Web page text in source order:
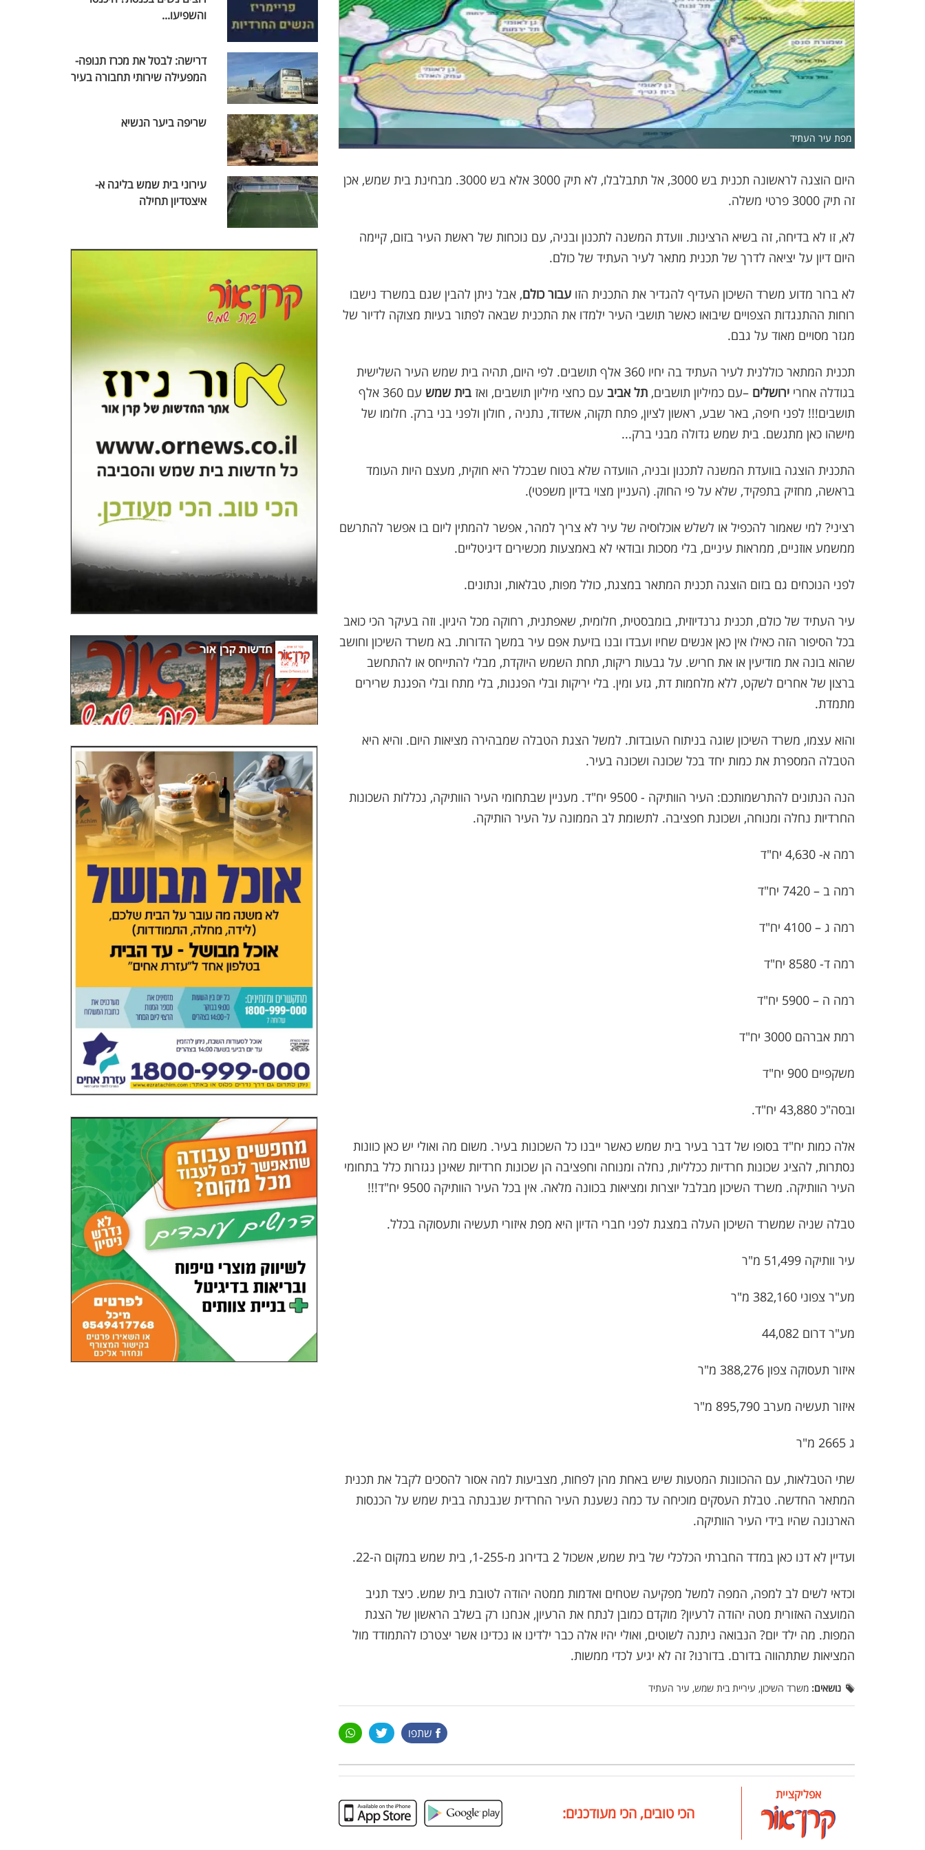
מפת עיר העתיד
היום הוצגה לראשונה תכנית בש 3000, אל תתבלבלו, לא תיק 3000 אלא בש 3000. מבחינת בית שמש, אכן
זה תיק 3000 פרטי משלה.
לא, זו לא בדיחה, זה בשיא הרצינות. וועדת המשנה לתכנון ובניה, עם נוכחות של ראשת העיר בזום, קיימה
היום דיון על יציאה לדרך של תכנית מתאר לעיר העתיד של כולם.
לא ברור מדוע משרד השיכון העדיף להגדיר את התכנית הזו עבור כולם, אבל ניתן להבין שגם במשרד נישבו
רוחות ההתנגדות הצפויים שיבואו כאשר תושבי העיר ילמדו את התכנית שבאה לפתור בעיות מצוקה לדיור של
מגזר מסויים מאוד על גבם.
תכנית המתאר כוללנית לעיר העתיד בה יחיו 360 אלף תושבים. לפי היום, תהיה בית שמש העיר השלישית
בגודלה אחרי ירושלים –עם כמיליון תושבים, תל אביב עם כחצי מיליון תושבים, ואז בית שמש
עם 360 אלף
תושבים!!! לפני חיפה, באר שבע, ראשון לציון, פתח תקוה, אשדוד, נתניה , חולון ולפני בני ברק. חלומו של
מישהו כאן מתגשם. בית שמש גדולה מבני ברק...
התכנית הוצגה בוועדת המשנה לתכנון ובניה, הוועדה שלא בטוח שבכלל היא חוקית, מעצם היות העומד
בראשה, מחזיק בתפקיד, שלא על פי החוק. (העניין מצוי בדיון משפטי).
רציני? למי שאמור להכפיל או לשלש אוכלוסיה של עיר לא צריך למהר, אפשר להמתין ליום בו אפשר להתרשם
ממשמע אוזניים, ממראות עיניים, בלי מסכות ובודאי לא באמצעות מכשירים דיגיטליים.
לפני הנוכחים גם בזום הוצגה תכנית המתאר במצגת, כולל מפות, טבלאות, ונתונים.
עיר העתיד של כולם, תכנית גרנדיוזית, בומבסטית, חלומית, שאפתנית, רחוקה מכל היגיון. וזה בעיקר הכי כואב
בכל הסיפור הזה כאילו אין כאן אנשים שחיו ועבדו ובנו בזיעת אפם עיר במשך הדורות. בא משרד השיכון וחושב
שהוא בונה את מודיעין או את חריש. על גבעות ריקות, תחת השמש היוקדת, מבלי להתייחס או להתחשב
ברצון של אחרים לשקט, ללא מלחמות דת, גזע ומין. בלי יריקות ובלי הפגנות, בלי מתח ובלי הפגנת שרירים
מתמדת.
והוא עצמו, משרד השיכון שוגה בניתוח העובדות. למשל הצגת הטבלה שמבהירה מציאות היום. והיא היא
הטבלה המספרת את כמות יחד בכל שכונה ושכונה בעיר.
הנה הנתונים להתרשמותכם: העיר הוותיקה - 9500 יח"ד. מעניין שבתחומי העיר הוותיקה, נכללות השכונות
החרדיות נחלה ומנוחה, ושכונת חפציבה. לתשומת לב הממונה על העיר הותיקה.
רמה א- 4,630 יח"ד
רמה ב – 7420 יח"ד
רמה ג – 4100 יח"ד
רמה ד- 8580 יח"ד
רמה ה – 5900 יח"ד
רמת אברהם 3000 יח"ד
משקפיים 900 יח"ד
ובסה"כ 43,880 יח"ד.
אלה כמות יח"ד בסופו של דבר בעיר בית שמש כאשר ייבנו כל השכונות בעיר. משום מה ואולי יש כאן כוונות
נסתרות, להציג שכונות חרדיות ככלליות, נחלה ומנוחה וחפציבה הן שכונות חרדיות שאינן נגזרות כלל בתחומי
העיר הוותיקה. משרד השיכון מבלבל יוצרות ומציאות בכוונה מלאה. אין בכל העיר הוותיקה 9500 יח"ד!!!
טבלה שניה שמשרד השיכון העלה במצגת לפני חברי הדיון היא מפת איזורי תעשיה ותעסוקה בכלל.
עיר וותיקה 51,499 מ"ר
מע"ר צפוני 382,160 מ"ר
מע"ר דרום 44,082
איזור תעסוקה צפון 388,276 מ"ר
איזור תעשיה מערב 895,790 מ"ר
ג 2665 מ"ר
שתי הטבלאות, עם ההכוונות המטעות שיש באחת מהן לפחות, מצביעות למה אסור להסכים לקבל את תכנית
המתאר החדשה. טבלת העסקים מוכיחה עד כמה נשענת העיר החרדית שנבנתה בבית שמש על הכנסות
הארנונה שהיו בידי העיר הוותיקה.
ועדיין לא דנו כאן במדד החברתי הכלכלי של בית שמש, אשכול 2 בדירוג מ-1-255, בית שמש במקום ה-22.
וכדאי לשים לב למפה, המפה למשל מפקיעה שטחים ואדמות ממטה יהודה לטובת בית שמש. כיצד תגיב
המועצה האזורית מטה יהודה לרעיון? מוקדם כמובן לנתח את הרעיון, אנחנו רק בשלב הראשון של הצגת
המפות. מה ילד יום? הנבואה ניתנה לשוטים, ואולי יהיו אלה כבר ילדינו או נכדינו אשר יצטרכו להתמודד מול
המציאות שתתהווה בדורם. בדורנו? זה לא יגיע לכדי ממשות.
נושאים: משרד השיכון, עיריית בית שמש, עיר העתיד
שתפו
אפליקציית
הכי טובים, הכי מעודכנים:
והשפיעו...
דרישה: לבטל את מכרז תנופה-
המפעילה שירותי תחבורה בעיר
שריפה ביער הנשיא
עירוני בית שמש בליגה א-
איצטדיון תחילה